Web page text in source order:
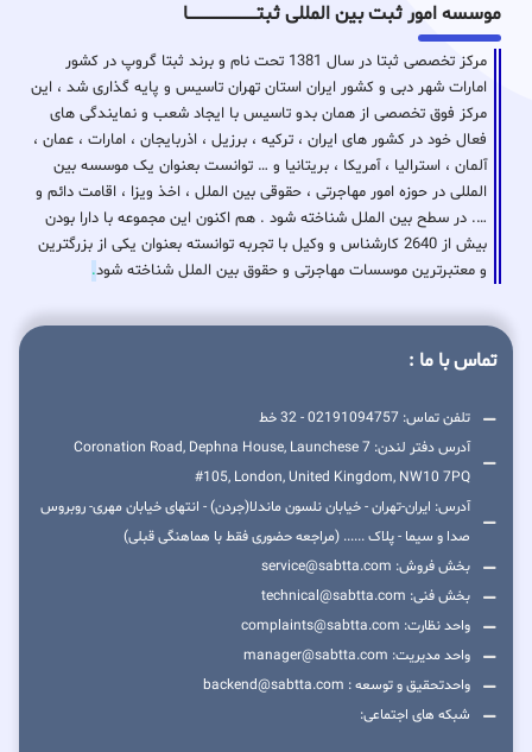
موسسه امور ثبت بین المللی ثبتـــــــــــــــــــــــــــــا
مرکز تخصصی ثبتا در سال 1381 تحت نام و برند ثبتا گروپ در کشور
امارات شهر دبی و کشور ایران استان تهران تاسیس و پایه گذاری شد ، این
مرکز فوق تخصصی از همان بدو تاسیس با ایجاد شعب و نمایندگی های
فعال خود در کشور های ایران ، ترکیه ، برزیل ، اذربایجان ، امارات ، عمان ،
آلمان ، استرالیا ، آمریکا ، بریتانیا و … توانست بعنوان یک موسسه بین
المللی در حوزه امور مهاجرتی ، حقوقی بین الملل ، اخذ ویزا ، اقامت دائم و
…. در سطح بین الملل شناخته شود . هم اکنون این مجموعه با دارا بودن
بیش از 2640 کارشناس و وکیل با تجربه توانسته بعنوان یکی از بزرگترین
و معتبرترین موسسات مهاجرتی و حقوق بین الملل شناخته شود.
تماس با ما :
تلفن تماس: 02191094757 - 32 خط
آدرس دفتر لندن: 7 Coronation Road, Dephna House, Launchese
#105, London, United Kingdom, NW10 7PQ
آدرس: ایران-تهران - خیابان نلسون ماندلا(جردن) - انتهای خیابان مهری- روبروس
صدا و سیما - پلاک ...... (مراجعه حضوری فقط با هماهنگی قبلی)
بخش فروش: service@sabtta.com
بخش فنی: technical@sabtta.com
واحد نظارت: complaints@sabtta.com
واحد مدیریت: manager@sabtta.com
واحدتحقیق و توسعه : backend@sabtta.com
شبکه های اجتماعی: